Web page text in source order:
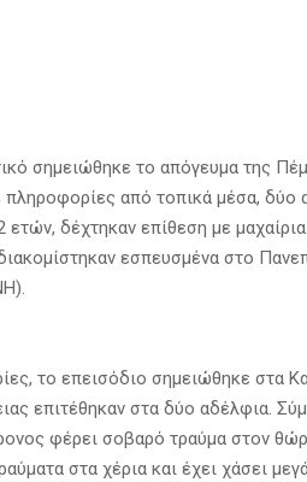
σημειώθηκε το απόγευμα της
από τοπικά μέσα, δύο
ετών, δέχτηκαν επίθεση με
εσπευσμένα στο
το επεισόδιο σημειώθηκε στα
επιτέθηκαν στα δύο αδέλφια.
φέρει σοβαρό τραύμα στον
στα χέρια και έχει χάσει